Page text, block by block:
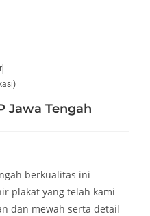
Jawa Tengah
berkualitas ini
plakat yang telah kami
dan mewah serta detail